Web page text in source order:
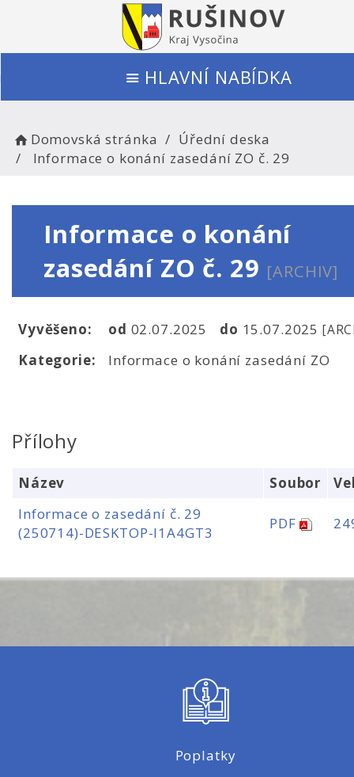
HLAVNÍ NABÍDKA
Domovská stránka
Úřední deska
Informace o konání zasedání ZO č. 29
Informace o konání
zasedání ZO č. 29 [ARCHIV]
Vyvěšeno: od 02.07.2025 do 15.07.2025
Kategorie: Informace o konání zasedání ZO
Přílohy
Název Soubor
Informace o zasedání č. 29
(250714)-DESKTOP-I1A4GT3
PDF
Poplatky